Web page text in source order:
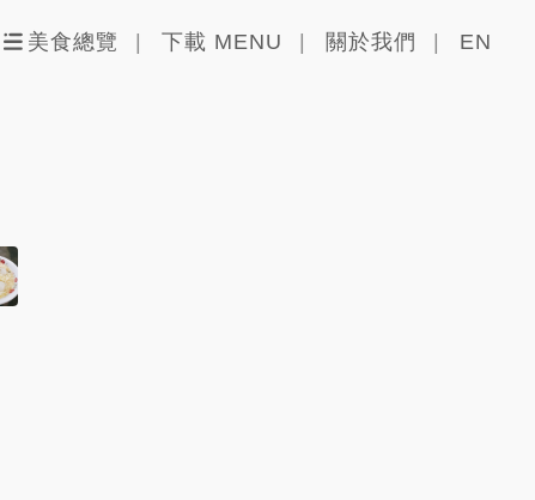
美食總覽 下載 MENU 關於我們 EN